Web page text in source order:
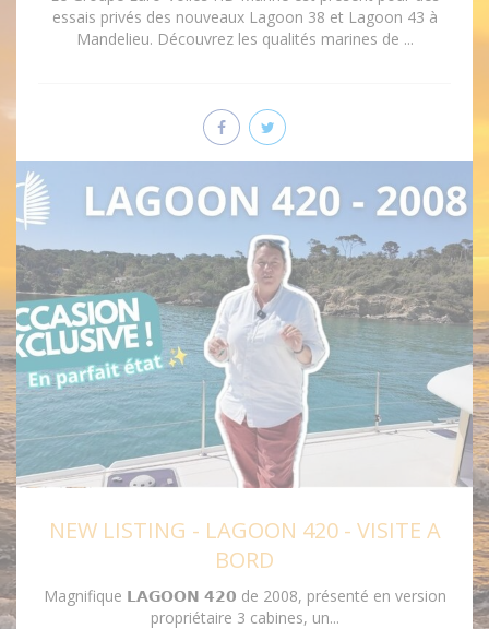
essais privés des nouveaux Lagoon 38 et Lagoon 43 à
Mandelieu. Découvrez les qualités marines de ...
NEW LISTING - LAGOON 420 - VISITE A
BORD
Magnifique 𝗟𝗔𝗚𝗢𝗢𝗡 𝟰𝟮𝟬 de 2008, présenté en version
propriétaire 3 cabines, un...